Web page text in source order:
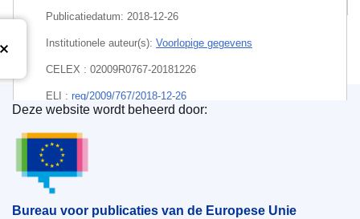
Publicatiedatum: 2018-12-26
Institutionele auteur(s): Voorlopige gegevens
CELEX : 02009R0767-20181226
ELI : reg/2009/767/2018-12-26
Bureau voor publicaties van de Europese Unie
Deze website wordt beheerd door:
Bureau voor publicaties van de Europese Unie